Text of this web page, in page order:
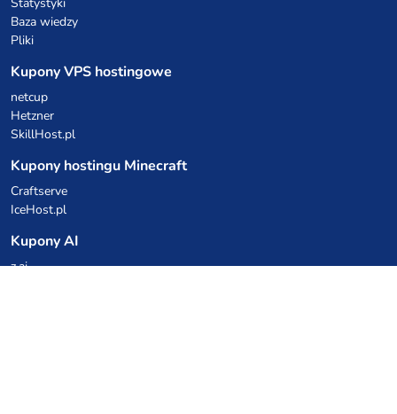
Baza wiedzy
Pliki
Kupony VPS hostingowe
netcup
Hetzner
SkillHost.pl
Kupony hostingu Minecraft
Craftserve
IceHost.pl
Kupony AI
z.ai